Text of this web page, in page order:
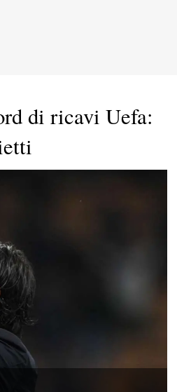
di ricavi Uefa: